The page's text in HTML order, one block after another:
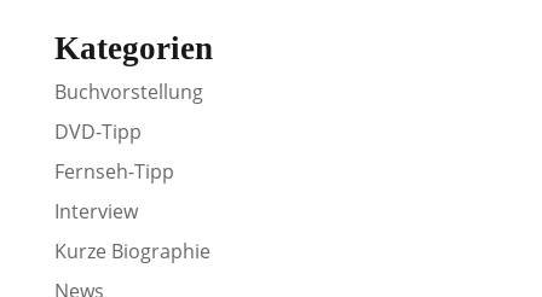
Kategorien
Buchvorstellung
DVD-Tipp
Fernseh-Tipp
Interview
Kurze Biographie
News